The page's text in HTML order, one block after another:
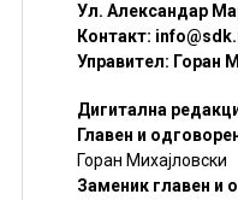
Ул. Александар
Контакт:
Управител: Горан
Дигитална
Главен и
Горан Михајловски
Заменик главен и